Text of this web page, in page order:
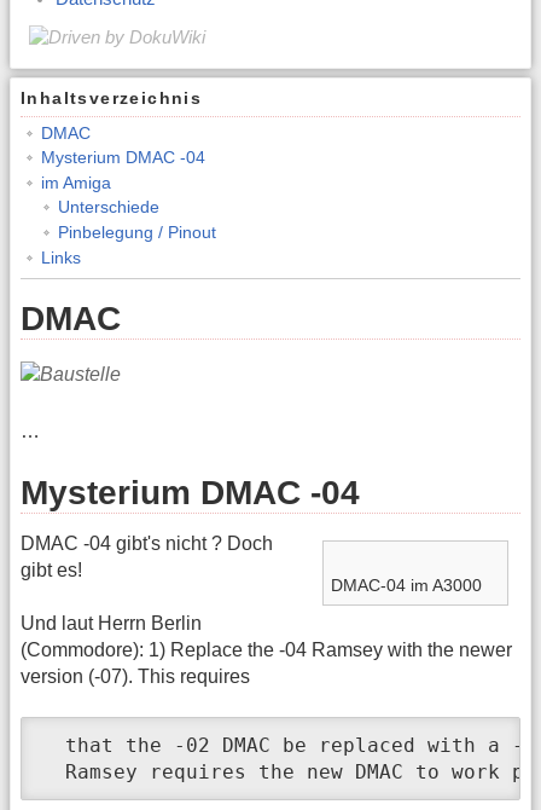
Inhaltsverzeichnis
DMAC
Mysterium DMAC -04
im Amiga
Unterschiede
Pinbelegung / Pinout
Links
DMAC
…
Mysterium DMAC -04
DMAC-04 im A3000
DMAC -04 gibt's nicht ? Doch
gibt es!
Und laut Herrn Berlin
(Commodore): 1) Replace the -04 Ramsey with the newer
version (-07). This requires
that the -02 DMAC be replaced with a -
Ramsey requires the new DMAC to work